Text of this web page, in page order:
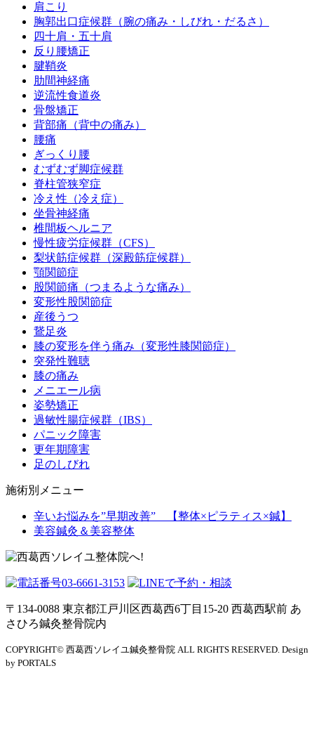
肩こり
胸郭出口症候群（腕の痛み・しびれ・だるさ）
四十肩・五十肩
反り腰矯正
腱鞘炎
肋間神経痛
逆流性食道炎
骨盤矯正
背部痛（背中の痛み）
腰痛
ぎっくり腰
むずむず脚症候群
脊柱管狭窄症
冷え性（冷え症）
坐骨神経痛
椎間板ヘルニア
慢性疲労症候群（CFS）
梨状筋症候群（深殿筋症候群）
顎関節症
股関節痛（つまるような痛み）
変形性股関節症
産後うつ
鵞足炎
膝の変形を伴う痛み（変形性膝関節症）
突発性難聴
膝の痛み
メニエール病
姿勢矯正
過敏性腸症候群（IBS）
パニック障害
更年期障害
足のしびれ
施術別メニュー
辛いお悩みを”早期改善” 【整体×ピラティス×鍼】
美容鍼灸＆美容整体
〒134-0088 東京都江戸川区西葛西6丁目15-20 西葛西駅前 あ
さひろ鍼灸整骨院内
COPYRIGHT© 西葛西ソレイユ鍼灸整骨院 ALL RIGHTS RESERVED. Design
by PORTALS